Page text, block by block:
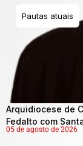
Pautas atuais
Arquidiocese de
Fedalto com
05 de agosto de 2026